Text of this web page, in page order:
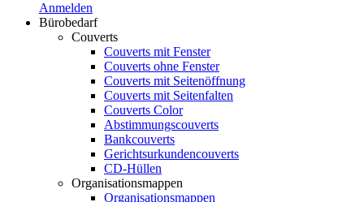
Anmelden
Bürobedarf
Couverts
Couverts mit Fenster
Couverts ohne Fenster
Couverts mit Seitenöffnung
Couverts mit Seitenfalten
Couverts Color
Abstimmungscouverts
Bankcouverts
Gerichtsurkundencouverts
CD-Hüllen
Organisationsmappen
Organisationsmappen